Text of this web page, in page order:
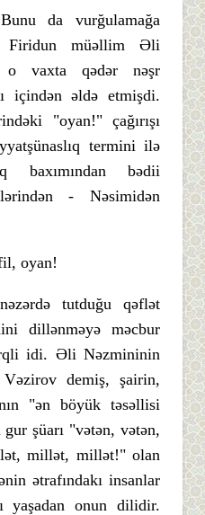
da vurğulamağa
Firidun müəllim Əli
vaxta qədər nəşr
içindən əldə etmişdi.
"oyan!" çağırışı
termini ilə
baxımından bədii
- Nəsimidən
oyan!
tutduğu qəflət
dillənməyə məcbur
idi. Əli Nəzmininin
demiş, şairin,
"ən böyük təsəllisi
şüarı "vətən, vətən,
millət, millət!" olan
ətrafındakı insanlar
yaşadan onun dilidir.